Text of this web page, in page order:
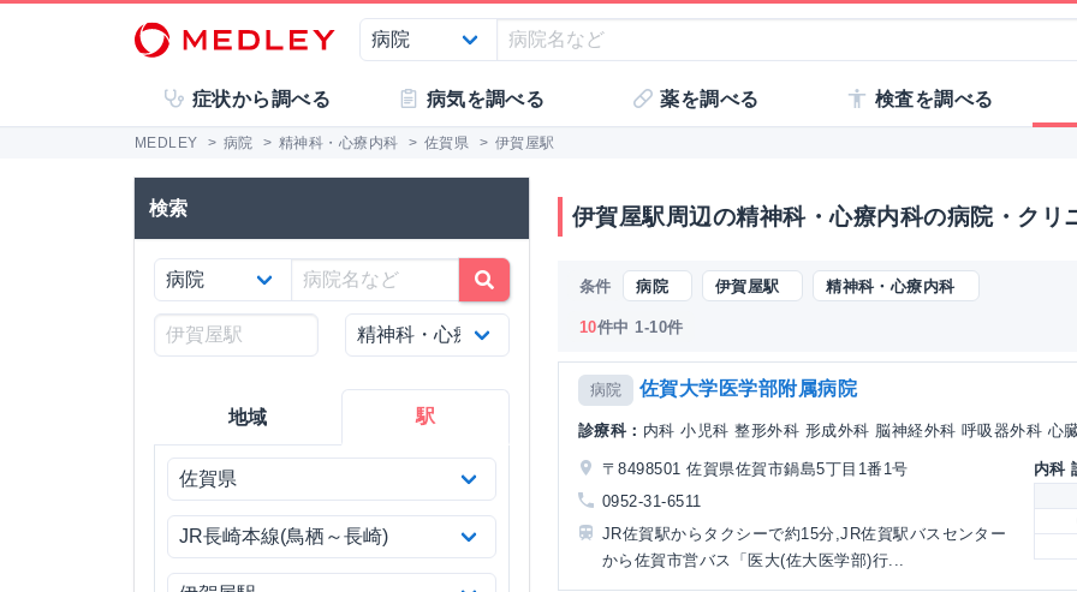
症状から調べる 病気を調べる 薬を調べる 検査を調べる
MEDLEY > 病院 > 精神科・心療内科 > 佐賀県 > 伊賀屋駅
検索
地域 駅
伊賀屋駅周辺の精神科・心療内科の病院・クリ
条件 病院 伊賀屋駅 精神科・心療内科
10件中 1-10件
病院 佐賀大学医学部附属病院
診療科： 内科 小児科 整形外科 形成外科 脳神経外科 呼吸器外科 心
〒8498501 佐賀県佐賀市鍋島5丁目1番1号
0952-31-6511
JR佐賀駅からタクシーで約15分,JR佐賀駅バスセンター
から佐賀市営バス「医大(佐大医学部)行...
内科